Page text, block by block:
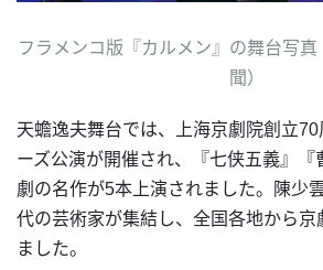
フラメンコ版『カルメン』の舞台写
聞）
天蟾逸夫舞台では、上海京劇院創立
ーズ公演が開催され、『七侠五義』『
劇の名作が5本上演されました。陳少
代の芸術家が集結し、全国各地から京
ました。